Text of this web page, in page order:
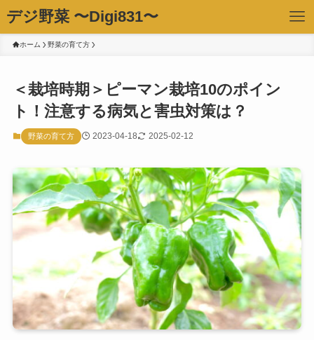
デジ野菜 〜Digi831〜
ホーム 野菜の育て方
＜栽培時期＞ピーマン栽培10のポイン
ト！注意する病気と害虫対策は？
野菜の育て方 2023-04-18 2025-02-12